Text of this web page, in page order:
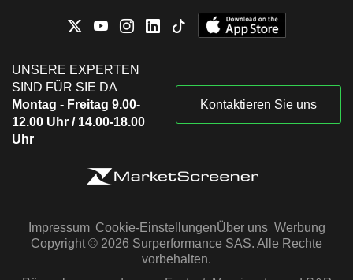
UNSERE EXPERTEN
SIND FÜR SIE DA
Montag - Freitag 9.00-
12.00 Uhr / 14.00-18.00
Uhr
Kontaktieren Sie uns
Impressum Cookie-EinstellungenÜber uns Werbung
Copyright © 2026 Surperformance SAS. Alle Rechte
vorbehalten.